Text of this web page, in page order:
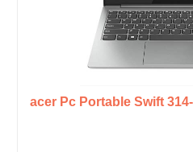
acer Pc Portable Swift